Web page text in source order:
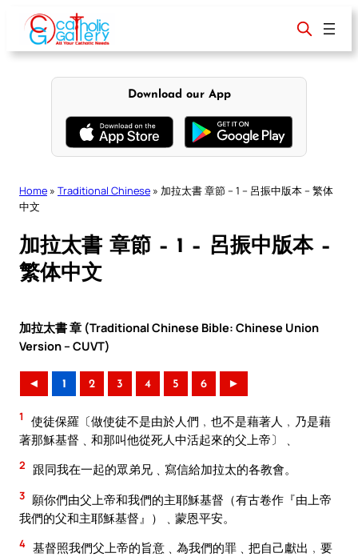
content
Download our App
Home » Traditional Chinese » 加拉太書 章節 – 1 – 呂振中版本 – 繁体
中文
加拉太書 章節 – 1 – 呂振中版本 –
繁体中文
加拉太書 章 (Traditional Chinese Bible: Chinese Union
Version – CUVT)
◄ 1 2 3 4 5 6 ►
1
使徒保羅〔做使徒不是由於人們﹐也不是藉著人﹐乃是藉
著那穌基督﹑和那叫他從死人中活起來的父上帝〕﹑
2 跟同我在一起的眾弟兄﹑寫信給加拉太的各教會。
3 願你們由父上帝和我們的主耶穌基督（有古卷作『由上帝
我們的父和主耶穌基督』）﹑蒙恩平安。
4 基督照我們父上帝的旨意﹑為我們的罪﹑把自己獻出﹐要